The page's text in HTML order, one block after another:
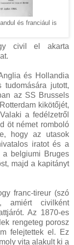
és franciául is
civil el akarta
és Hollandia
tudomására jutott,
az SS Brussels
kikötőjét,
a fedélzetről
öt német romboló
hogy az utasok
iratot és a
a belgiumi Bruges
majd a kapitányt
franc-tireur (szó
amiért civilként
Az 1870-es
rengeteg porosz
felejtettek el. Ez
vita alakult ki a